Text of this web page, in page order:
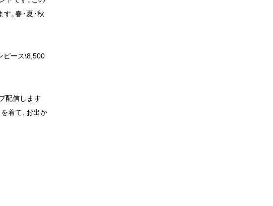
す。春・夏・秋
ピース\8,500
配信します
」を着て 、
お出か